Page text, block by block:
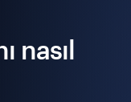
nasıl